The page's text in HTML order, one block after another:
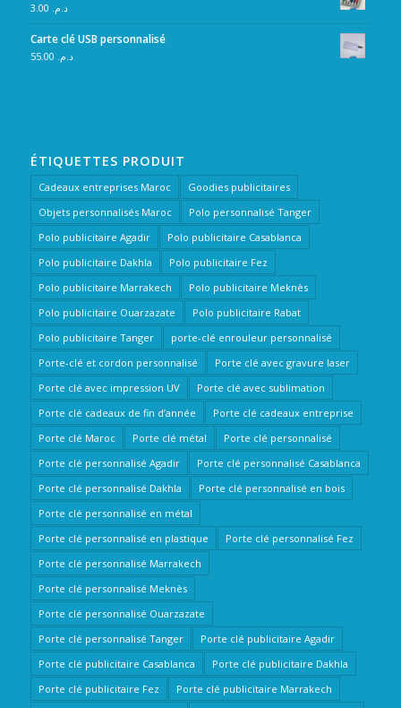
د.م.
Carte clé USB personnalisé
د.م.
ÉTIQUETTES PRODUIT
Cadeaux entreprises Maroc
Goodies publicitaires
Objets personnalisés Maroc
Polo personnalisé Tanger
Polo publicitaire Agadir
Polo publicitaire Casablanca
Polo publicitaire Dakhla
Polo publicitaire Fez
Polo publicitaire Marrakech
Polo publicitaire Meknès
Polo publicitaire Ouarzazate
Polo publicitaire Rabat
Polo publicitaire Tanger
porte-clé enrouleur personnalisé
Porte-clé et cordon personnalisé
Porte clé avec gravure laser
Porte clé avec impression UV
Porte clé avec sublimation
Porte clé cadeaux de fin d’année
Porte clé cadeaux entreprise
Porte clé Maroc
Porte clé métal
Porte clé personnalisé
Porte clé personnalisé Agadir
Porte clé personnalisé Casablanca
Porte clé personnalisé Dakhla
Porte clé personnalisé en bois
Porte clé personnalisé en métal
Porte clé personnalisé en plastique
Porte clé personnalisé Fez
Porte clé personnalisé Marrakech
Porte clé personnalisé Meknès
Porte clé personnalisé Ouarzazate
Porte clé personnalisé Tanger
Porte clé publicitaire Agadir
Porte clé publicitaire Casablanca
Porte clé publicitaire Dakhla
Porte clé publicitaire Fez
Porte clé publicitaire Marrakech